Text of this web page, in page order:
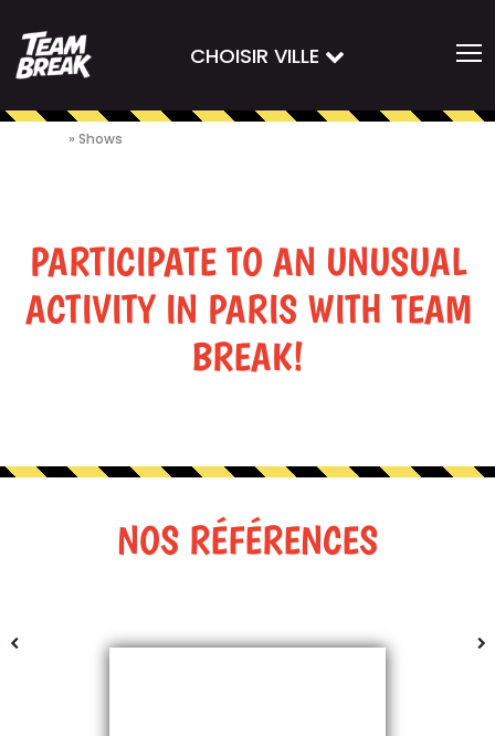
CHOISIR VILLE
» Shows
PARTICIPATE TO AN UNUSUAL
ACTIVITY IN PARIS WITH TEAM
BREAK!
NOS RÉFÉRENCES